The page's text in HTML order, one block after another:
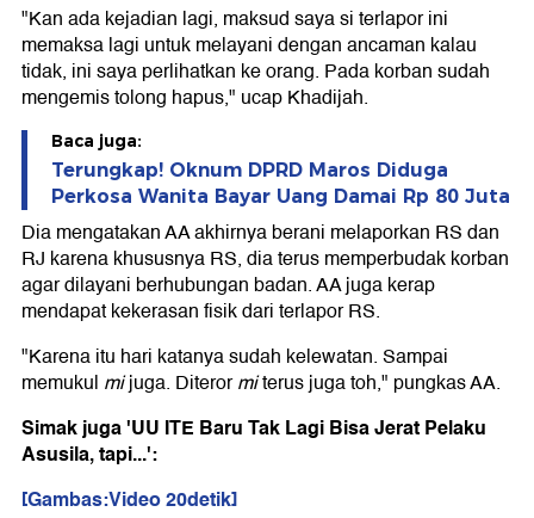
"Kan ada kejadian lagi, maksud saya si terlapor ini
memaksa lagi untuk melayani dengan ancaman kalau
tidak, ini saya perlihatkan ke orang. Pada korban sudah
mengemis tolong hapus," ucap Khadijah.
Baca juga:
Terungkap! Oknum DPRD Maros Diduga
Perkosa Wanita Bayar Uang Damai Rp 80 Juta
Dia mengatakan AA akhirnya berani melaporkan RS dan
RJ karena khususnya RS, dia terus memperbudak korban
agar dilayani berhubungan badan. AA juga kerap
mendapat kekerasan fisik dari terlapor RS.
"Karena itu hari katanya sudah kelewatan. Sampai
memukul mijuga. Diterormiterus juga toh," pungkas AA.
Simak juga 'UU ITE Baru Tak Lagi Bisa Jerat Pelaku
Asusila, tapi...':
[Gambas:Video 20detik]